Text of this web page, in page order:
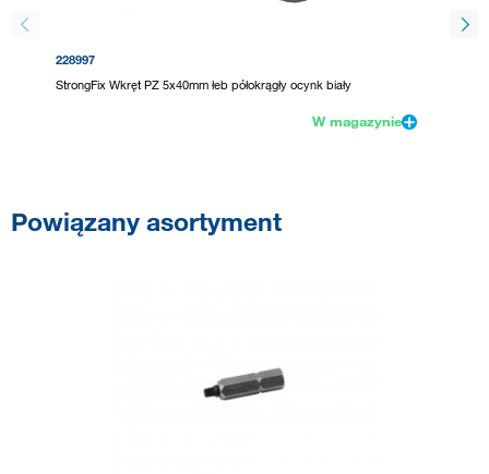
228997
StrongFix Wkręt PZ 5x40mm łeb półokrągły ocynk biały
W magazynie
Powiązany asortyment